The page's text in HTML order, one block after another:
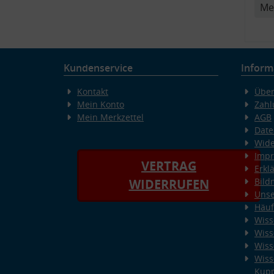
Kundenservice
Kontakt
Mein Konto
Mein Merkzettel
VERTRAG
WIDERRUFEN
AGB